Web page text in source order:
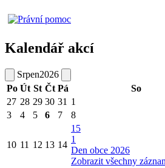
Kalendář akcí
Srpen2026
Po Út St Čt Pá So
27 28 29 30 31 1
3
4 5 6 7 8
10 11 12 13 14
15
1
Den obce 2026
Zobrazit všechny